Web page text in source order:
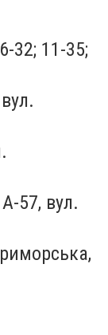
32; 11-35;
57, вул.